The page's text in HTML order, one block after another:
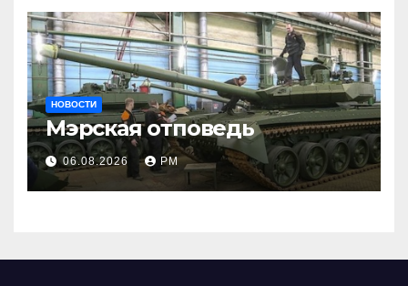
НОВОСТИ
Мэрская отповедь
06.08.2026 РМ